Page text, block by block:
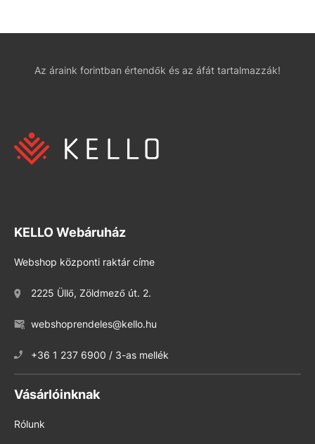
Az áraink forintban értendők és az áfát tartalmazzák!
KELLO Webáruház
Webshop központi raktár címe
2225 Üllő, Zöldmező út. 2.
webshoprendeles@kello.hu
+36 1 237 6900 / 3-as mellék
Vásárlóinknak
Rólunk